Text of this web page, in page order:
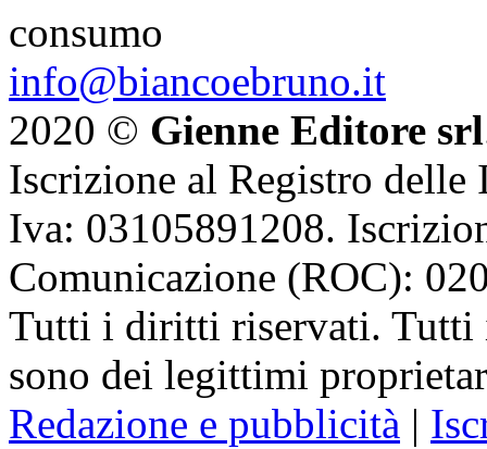
consumo
info@biancoebruno.it
2020 © Gienne Editore srl
Iscrizione al Registro delle
Iva: 03105891208.
Comunicazione (ROC):
Tutti i diritti riservati. Tutti
sono dei legittimi
Redazione e pubblicità |